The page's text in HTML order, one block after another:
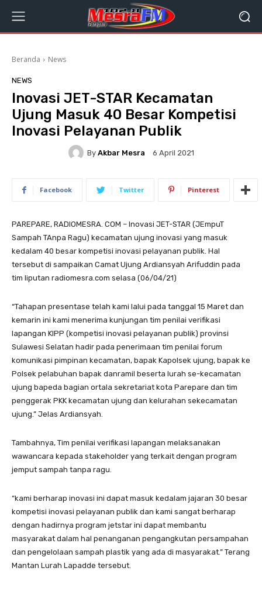
Beranda News
NEWS
Inovasi JET-STAR Kecamatan
Ujung Masuk 40 Besar Kompetisi
Inovasi Pelayanan Publik
By Akbar Mesra 6 April 2021
Facebook Twitter Pinterest
PAREPARE, RADIOMESRA. COM – Inovasi JET-STAR (JEmpuT
Sampah TAnpa Ragu) kecamatan ujung inovasi yang masuk
kedalam 40 besar kompetisi inovasi pelayanan publik. Hal
tersebut di sampaikan Camat Ujung Ardiansyah Arifuddin pada
tim liputan radiomesra.com selasa (06/04/21)
“Tahapan presentase telah kami lalui pada tanggal 15 Maret dan
kemarin ini kami menerima kunjungan tim penilai verifikasi
lapangan KIPP (kompetisi inovasi pelayanan publik) provinsi
Sulawesi Selatan hadir pada penerimaan tim penilai forum
komunikasi pimpinan kecamatan, bapak Kapolsek ujung, bapak ke
Polsek pelabuhan bapak danramil beserta lurah se-kecamatan
ujung bapeda bagian ortala sekretariat kota Parepare dan tim
penggerak PKK kecamatan ujung dan kelurahan sekecamatan
ujung.” Jelas Ardiansyah.
Tambahnya, Tim penilai verifikasi lapangan melaksanakan
wawancara kepada stakeholder yang terkait dengan program
jemput sampah tanpa ragu.
“kami berharap inovasi ini dapat masuk kedalam jajaran 30 besar
kompetisi inovasi pelayanan publik dan kami sangat berharap
dengan hadirnya program jetstar ini dapat membantu
masyarakat dalam hal penanganan pengangkutan persampahan
dan pengelolaan sampah plastik yang ada di masyarakat.” Terang
Mantan Lurah Lapadde tersebut.